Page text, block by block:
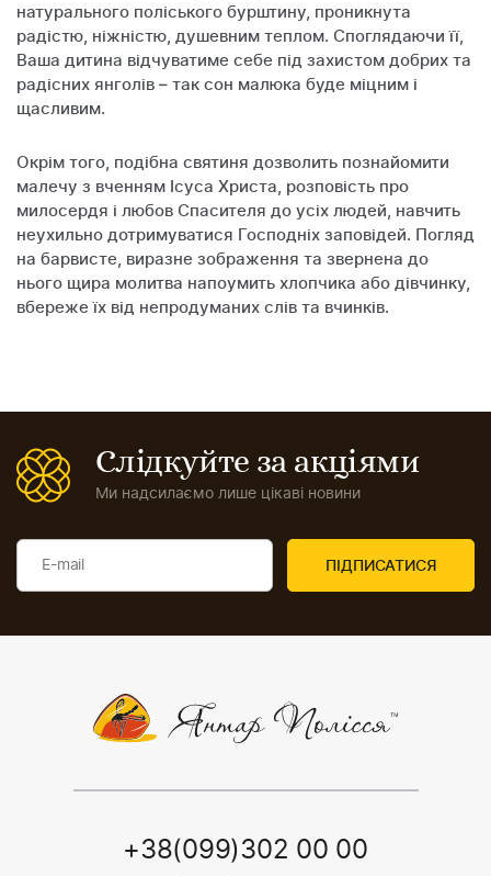
натурального поліського бурштину, проникнута
радістю, ніжністю, душевним теплом. Споглядаючи її,
Ваша дитина відчуватиме себе під захистом добрих та
радісних янголів – так сон малюка буде міцним і
щасливим.
Окрім того, подібна святиня дозволить познайомити
малечу з вченням Ісуса Христа, розповість про
милосердя і любов Спасителя до усіх людей, навчить
неухильно дотримуватися Господніх заповідей. Погляд
на барвисте, виразне зображення та звернена до
нього щира молитва напоумить хлопчика або дівчинку,
вбереже їх від непродуманих слів та вчинків.
Слідкуйте за акціями
Ми надсилаємо лише цікаві новини
+38(099)302 00 00